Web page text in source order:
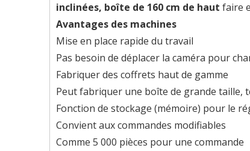
inclinées, boîte de 160 cm de haut faire
Avantages des machines
Mise en place rapide du travail
Pas besoin de déplacer la caméra pour
Fabriquer des coffrets haut de gamme
Peut fabriquer une boîte de grande taille,
Fonction de stockage (mémoire) pour le
Convient aux commandes modifiables
Comme 5 000 pièces pour une commande